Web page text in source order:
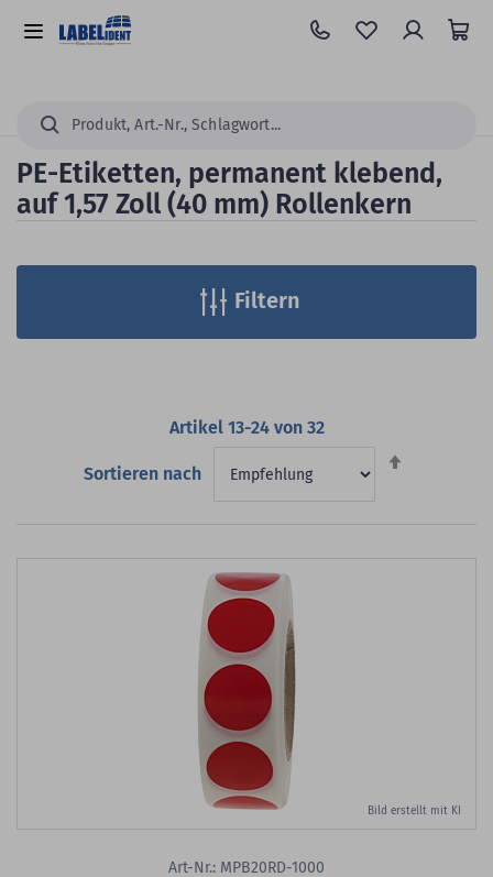
Hauptinhalt
springen
Alle
Suchen...
PE-Etiketten, permanent klebend,
auf 1,57 Zoll (40 mm) Rollenkern
Artikel 13-24von 32
Sortieren nach
Bild erstellt mit KI
Art-Nr.: MPB20RD-1000
Filtern